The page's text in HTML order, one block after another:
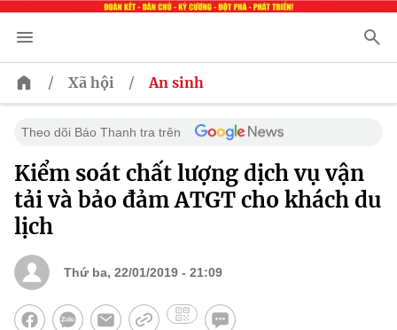
/ Xã hội / An sinh
Theo dõi Báo Thanh tra trên
Kiểm soát chất lượng dịch vụ vận
tải và bảo đảm ATGT cho khách du
lịch
Thứ ba, 22/01/2019 - 21:09